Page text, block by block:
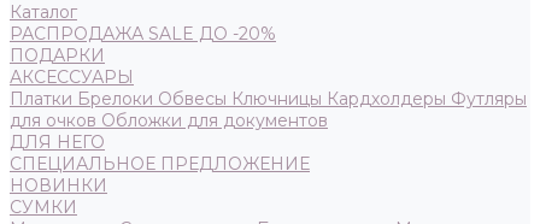
Каталог
РАСПРОДАЖА SALE ДО -20%
ПОДАРКИ
АКСЕССУАРЫ
Платки Брелоки Обвесы Ключницы Кардхолдеры Футляры
для очков Обложки для документов
ДЛЯ НЕГО
СПЕЦИАЛЬНОЕ ПРЕДЛОЖЕНИЕ
НОВИНКИ
СУМКИ